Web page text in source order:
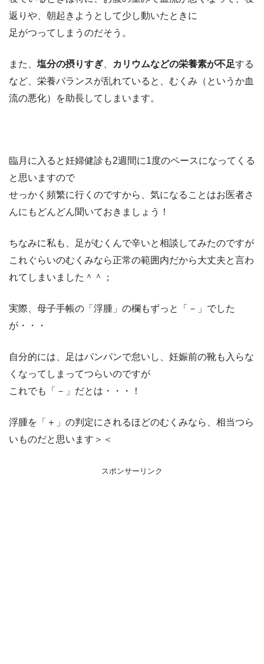
返りや、朝起きようとして少し動いたときに
足がつってしまうのだそう。
また、 塩分の摂りすぎ カリウムなどの栄養素が不足する
など、栄養バランスが乱れていると、むくみ（というか血
流の悪化）を助長してしまいます。
臨月に入ると妊婦健診も2週間に1度のペースになってくる
と思いますので
せっかく頻繁に行くのですから、気になることはお医者さ
んにもどんどん聞いておきましょう！
ちなみに私も、足がむくんで辛いと相談してみたのですが
これぐらいのむくみなら正常の範囲内だから大丈夫と言わ
れてしまいました＾＾；
実際、母子手帳の「浮腫」の欄もずっと「－」でした
が・・・
自分的には、足はパンパンで怠いし、妊娠前の靴も入らな
くなってしまってつらいのですが
これでも「－」だとは・・・！
浮腫を「＋」の判定にされるほどのむくみなら、相当つら
いものだと思います＞＜
スポンサーリンク